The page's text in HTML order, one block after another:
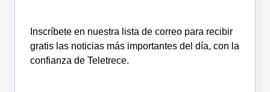
Inscríbete en nuestra lista de correo para recibir
gratis las noticias más importantes del día, con la
confianza de Teletrece.